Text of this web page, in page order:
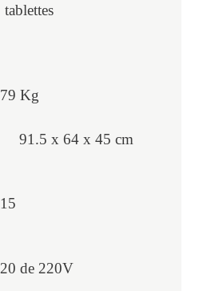
tablettes
79 Kg
91.5 x 64 x 45 cm
15
20 de 220V